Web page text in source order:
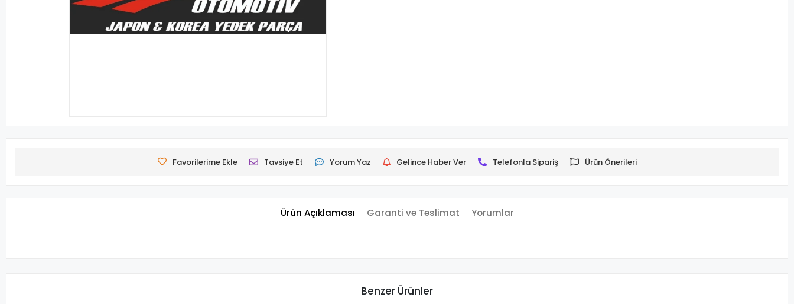
Favorilerime Ekle Tavsiye Et Yorum Yaz Gelince Haber Ver Telefonla Sipariş Ürün Önerileri
Ürün Açıklaması Garanti ve Teslimat Yorumlar
Benzer Ürünler